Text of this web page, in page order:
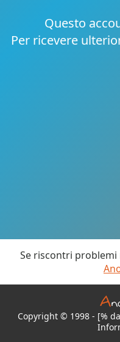
Questo
Per ricevere
Se riscontri problemi
Copyright © 1998 - [%